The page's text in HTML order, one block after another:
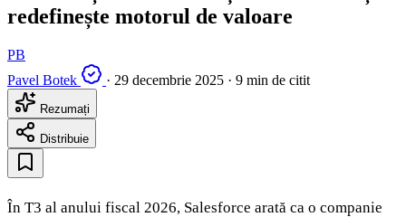
redefinește motorul de valoare
PB
Pavel Botek
· 29 decembrie 2025 · 9 min de citit
Rezumați
Distribuie
În T3 al anului fiscal 2026, Salesforce arată ca o companie